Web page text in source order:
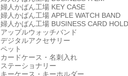
婦人かばん工場 KEY CASE
婦人かばん工場 APPLE WATCH BAND
婦人かばん工場 BUSINESS CARD
アップルウォッチバンド
デジタルアクセサリー
ペット
カードケース・名刺入れ
ステーショナリー
キーケース・キーホルダー